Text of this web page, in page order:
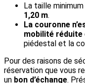
La taille
1,20 m.
La couronne
mobilité réduite
piédestal et la
Pour des raisons de
réservation que vous
un bon d’échange.